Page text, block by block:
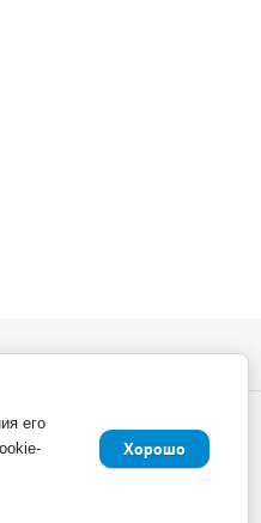
Возврат товара
Приемка товара
его
Хорошо